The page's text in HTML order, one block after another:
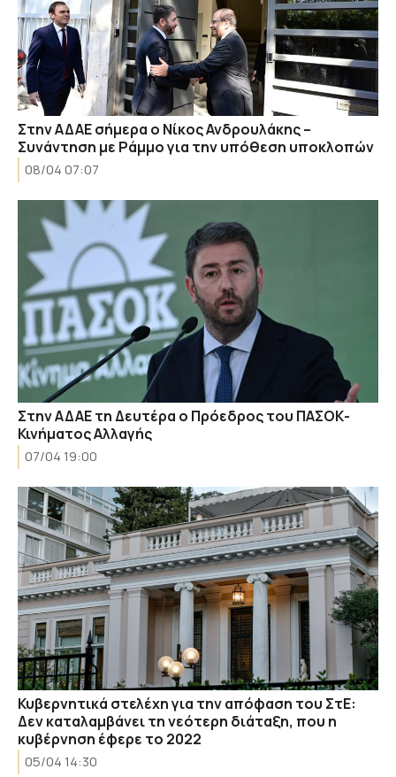
Στην ΑΔΑΕ σήμερα ο Νίκος Ανδρουλάκης –
Συνάντηση με Ράμμο για την υπόθεση υποκλοπών
08/04 07:07
Στην ΑΔΑΕ τη Δευτέρα ο Πρόεδρος του ΠΑΣΟΚ-
Κινήματος Αλλαγής
07/04 19:00
Κυβερνητικά στελέχη για την απόφαση του ΣτΕ:
Δεν καταλαμβάνει τη νεότερη διάταξη, που η
κυβέρνηση έφερε το 2022
05/04 14:30